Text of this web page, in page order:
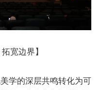
宽边界】
学的深层共鸣转化为可